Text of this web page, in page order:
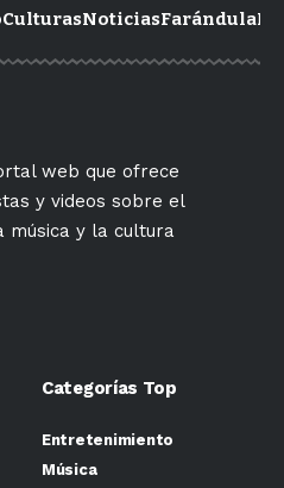
CulturasNoticiasFarándula
web que ofrece
y videos sobre el
música y la cultura
Categorías Top
Entretenimiento
Música